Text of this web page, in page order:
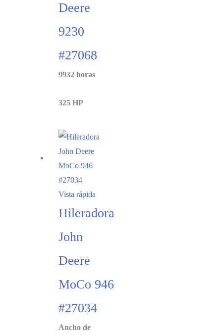
Deere
9230
#27068
9932 horas
325 HP
Vista rápida
Hileradora
John
Deere
MoCo 946
#27034
Ancho de